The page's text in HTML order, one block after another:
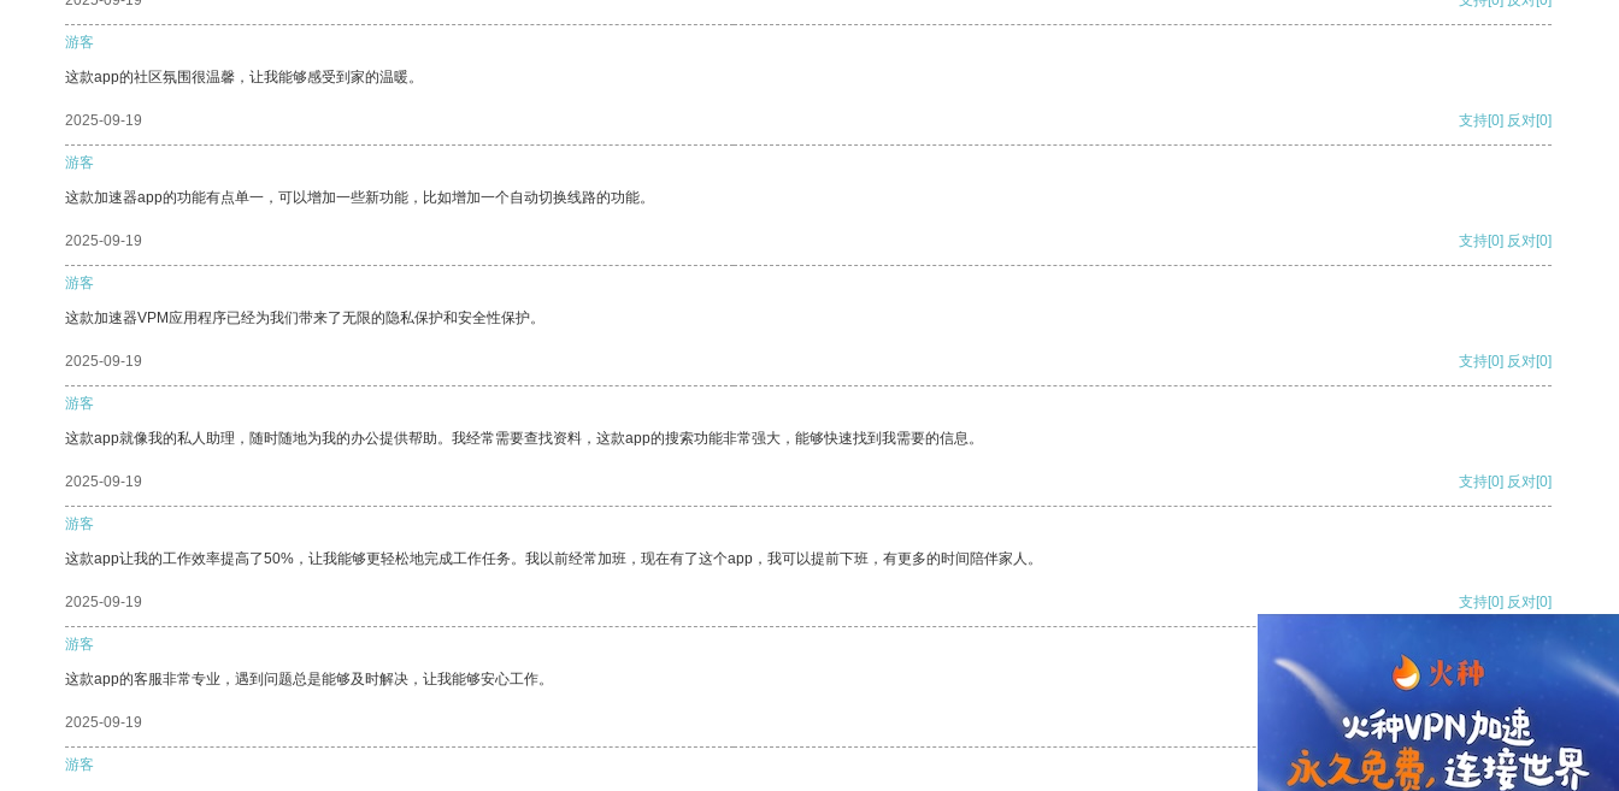
游客
这款app的社区氛围很温馨，让我能够感受到家的温暖。
2025-09-19 支持[0] 反对[0]
游客
这款加速器app的功能有点单一，可以增加一些新功能，比如增加一个自动切换线路的功能。
2025-09-19 支持[0] 反对[0]
游客
这款加速器VPM应用程序已经为我们带来了无限的隐私保护和安全性保护。
2025-09-19 支持[0] 反对[0]
游客
这款app就像我的私人助理，随时随地为我的办公提供帮助。我经常需要查找资料，这款app的搜索功能非常强大，能够快速找到我需要的信息。
2025-09-19 支持[0] 反对[0]
游客
这款app让我的工作效率提高了50%，让我能够更轻松地完成工作任务。我以前经常加班，现在有了这个app，我可以提前下班，有更多的时间陪伴家人。
2025-09-19 支持[0] 反对[0]
游客
这款app的客服非常专业，遇到问题总是能够及时解决，让我能够安心工作。
2025-09-19 支持[0] 反对
游客